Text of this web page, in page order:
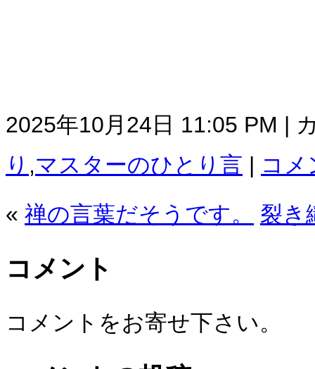
2025年10月24日 11:05 PM |
り ,マスターのひとり言 | コメ
« 禅の言葉だそうです。 裂き
コメント
コメントをお寄せ下さい。